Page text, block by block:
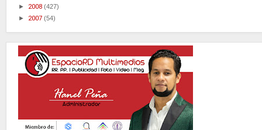
► 2008 (427)
► 2007 (54)